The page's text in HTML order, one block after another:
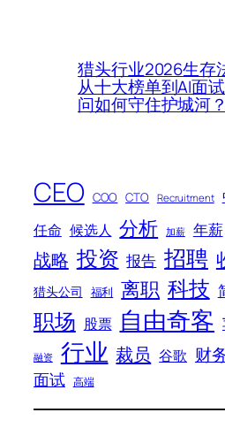
猎头行业2026生存
从十大榜单到AI面
问如何守住护城河？
CEO COO CTO Recruitment
任命 候选人 分析 加薪 年薪
战略 投资 报告 招聘
猎头公司 福利 离职 科技
职场 股票 自由奇客
融资 行业 裁员 谷歌 财
面试 高端